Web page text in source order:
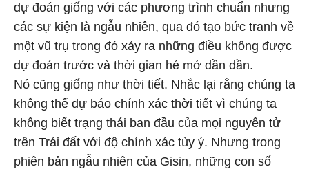
dự đoán giống với các phương trình chuẩn nhưng
các sự kiện là ngẫu nhiên, qua đó tạo bức tranh về
một vũ trụ trong đó xảy ra những điều không được
dự đoán trước và thời gian hé mở dần dần.
Nó cũng giống như thời tiết. Nhắc lại rằng chúng ta
không thể dự báo chính xác thời tiết vì chúng ta
không biết trạng thái ban đầu của mọi nguyên tử
trên Trái đất với độ chính xác tùy ý. Nhưng trong
phiên bản ngẫu nhiên của Gisin, những con số